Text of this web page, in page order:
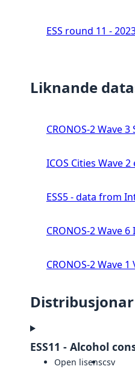
ESS round 11 -
Liknande
CRONOS-2 Wave
ICOS Cities Wave
ESS5 - data from
CRONOS-2 Wave
CRONOS-2 Wave
Distribusjonar
ESS11 - Alcohol
Open lisenscsv